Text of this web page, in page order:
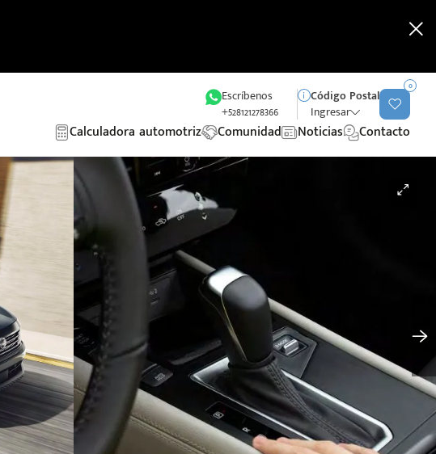
Escríbenos
+528121278366
Código Postal
Ingresar
0
Calculadora automotriz Comunidad Noticias Contacto